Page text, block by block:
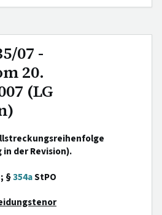
07 -
20.
(LG
in der Revision).
§354aStPO